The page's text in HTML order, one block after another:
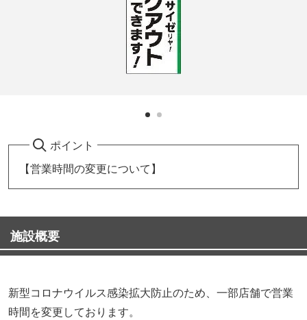
ポイント
【営業時間の変更について】
施設概要
新型コロナウイルス感染拡大防止のため、一部店舗で営業
時間を変更しております。